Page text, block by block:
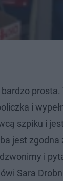
i
szpiku i
jest
i
Sara